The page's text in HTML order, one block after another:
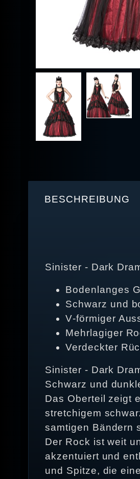
BESCHREIBUNG
Sinister - Dark
Bodenlanges
Schwarz und
V‑förmiger
Mehrlagiger
Verdeckter
Sinister - Dark
Schwarz und
Das Oberteil zeigt
stretchigem
samtigen Bändern
Der Rock ist weit
akzentuiert und
und Spitze, die